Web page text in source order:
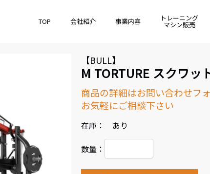
TOP 会社紹介 事業内容 トレーニング
マシン販売
【BULL】
M TORTURE スクワッ
商品の詳細はお問い合わせフ
お気軽にご相談下さい
在庫： あり
数量：